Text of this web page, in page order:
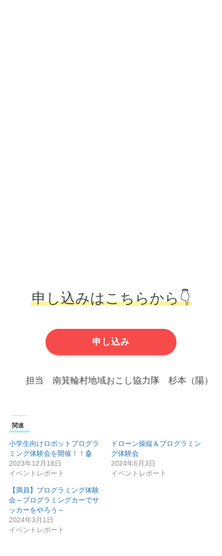
申し込みはこちらから👇
申し込み
担当 南箕輪村地域おこし協力隊 杉本（陽）
関連
小学生向けロボットプログラ
ミング体験会を開催！！🤖
2023年12月18日
イベントレポート
ドローン操縦＆プログラミン
グ体験会
2024年6月3日
イベントレポート
【満員】プログラミング体験
会～プログラミングカーでサ
ッカーをやろう～
2024年3月1日
イベントレポート